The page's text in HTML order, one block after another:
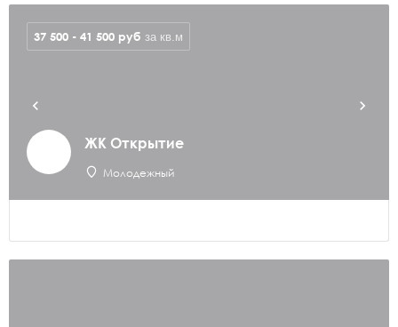
ЖК Открытие
Молодежный
37 500 - 41 500 руб за кв.м